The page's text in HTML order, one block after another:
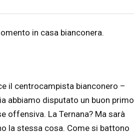
in casa bianconera.
il centrocampista bianconero –
abbiamo disputato un buon primo
offensiva. La Ternana? Ma sarà
la stessa cosa. Come si battono